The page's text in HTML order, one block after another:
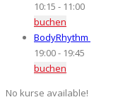
10:15 - 11:00
buchen
BodyRhythm
19:00- 19:45
buchen
No kurse available!